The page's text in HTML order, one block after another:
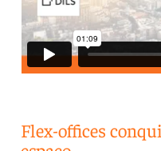
Flex-offices